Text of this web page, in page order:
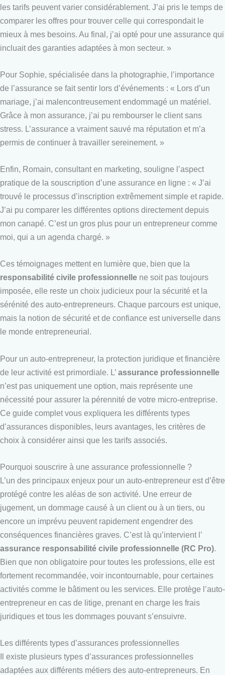
les tarifs peuvent varier considérablement. J’ai pris le temps de
comparer les offres pour trouver celle qui correspondait le
mieux à mes besoins. Au final, j’ai opté pour une assurance qui
incluait des garanties adaptées à mon secteur. »
Pour Sophie, spécialisée dans la photographie, l’importance
de l’assurance se fait sentir lors d’événements : « Lors d’un
mariage, j’ai malencontreusement endommagé un matériel.
Grâce à mon assurance, j’ai pu rembourser le client sans
stress. L’assurance a vraiment sauvé ma réputation et m’a
permis de continuer à travailler sereinement. »
Enfin, Romain, consultant en marketing, souligne l’aspect
pratique de la souscription d’une assurance en ligne : « J’ai
trouvé le processus d’inscription extrêmement simple et rapide.
J’ai pu comparer les différentes options directement depuis
mon canapé. C’est un gros plus pour un entrepreneur comme
moi, qui a un agenda chargé. »
Ces témoignages mettent en lumière que, bien que la
responsabilité civile professionnelle ne soit pas toujours
imposée, elle reste un choix judicieux pour la sécurité et la
sérénité des auto-entrepreneurs. Chaque parcours est unique,
mais la notion de sécurité et de confiance est universelle dans
le monde entrepreneurial.
Pour un auto-entrepreneur, la protection juridique et financière
de leur activité est primordiale. L’ assurance professionnelle
n’est pas uniquement une option, mais représente une
nécessité pour assurer la pérennité de votre micro-entreprise.
Ce guide complet vous expliquera les différents types
d’assurances disponibles, leurs avantages, les critères de
choix à considérer ainsi que les tarifs associés.
Pourquoi souscrire à une assurance professionnelle ?
L’un des principaux enjeux pour un auto-entrepreneur est d’être
protégé contre les aléas de son activité. Une erreur de
jugement, un dommage causé à un client ou à un tiers, ou
encore un imprévu peuvent rapidement engendrer des
conséquences financières graves. C’est là qu’intervient l’
assurance responsabilité civile professionnelle (RC Pro).
Bien que non obligatoire pour toutes les professions, elle est
fortement recommandée, voir incontournable, pour certaines
activités comme le bâtiment ou les services. Elle protège l’auto-
entrepreneur en cas de litige, prenant en charge les frais
juridiques et tous les dommages pouvant s’ensuivre.
Les différents types d’assurances professionnelles
Il existe plusieurs types d’assurances professionnelles
adaptées aux différents métiers des auto-entrepreneurs. En